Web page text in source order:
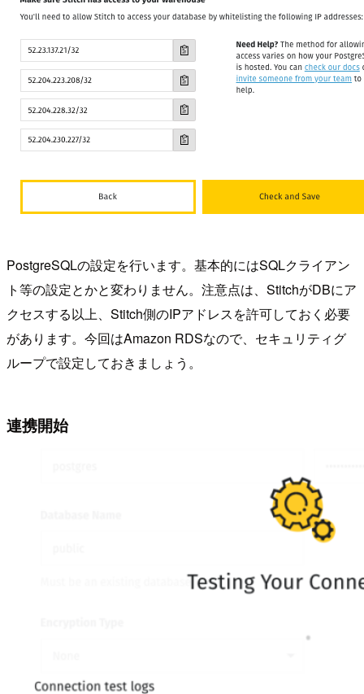
PostgreSQLの設定を行います。基本的にはSQLクライアン
ト等の設定とかと変わりません。注意点は、StitchがDBにア
クセスする以上、Stitch側のIPアドレスを許可しておく必要
があります。今回はAmazon RDSなので、セキュリティグ
ループで設定しておきましょう。
連携開始